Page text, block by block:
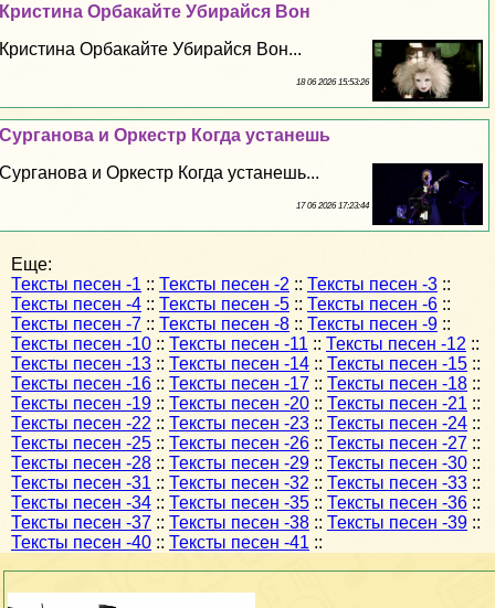
Кристина Орбакайте Убирайся Вон
Кристина Орбакайте Убирайся Вон...
18 06 2026 15:53:26
Сурганова и Оркестр Когда устанешь
Сурганова и Оркестр Когда устанешь...
17 06 2026 17:23:44
Еще:
Тексты песен -1 :: Тексты песен -2 :: Тексты песен -3 ::
Тексты песен -4 :: Тексты песен -5 :: Тексты песен -6 ::
Тексты песен -7 :: Тексты песен -8 :: Тексты песен -9 ::
Тексты песен -10 :: Тексты песен -11 :: Тексты песен -12 ::
Тексты песен -13 :: Тексты песен -14 :: Тексты песен -15 ::
Тексты песен -16 :: Тексты песен -17 :: Тексты песен -18 ::
Тексты песен -19 :: Тексты песен -20 :: Тексты песен -21 ::
Тексты песен -22 :: Тексты песен -23 :: Тексты песен -24 ::
Тексты песен -25 :: Тексты песен -26 :: Тексты песен -27 ::
Тексты песен -28 :: Тексты песен -29 :: Тексты песен -30 ::
Тексты песен -31 :: Тексты песен -32 :: Тексты песен -33 ::
Тексты песен -34 :: Тексты песен -35 :: Тексты песен -36 ::
Тексты песен -37 :: Тексты песен -38 :: Тексты песен -39 ::
Тексты песен -40 :: Тексты песен -41 ::